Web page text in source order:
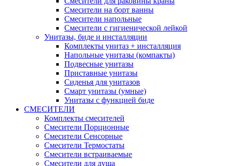
Смесители на борт ванны
Смесители напольные
Смесители с гигиенической лейкой
Унитазы, биде и инсталляции
Комплекты унитаз + инсталляция
Напольные унитазы (компакты)
Подвесные унитазы
Приставные унитазы
Сиденья для унитазов
Смарт унитазы (умные)
Унитазы с функцией биде
СМЕСИТЕЛИ
Комплекты смесителей
Смесители Порционные
Смесители Сенсорные
Смесители Термостаты
Смесители встраиваемые
Смесители для душа